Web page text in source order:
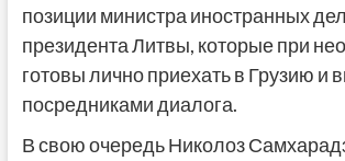
позиции министра иностранных
президента Литвы, которые при
готовы лично приехать в Грузию и
посредниками диалога.
В свою очередь Николоз